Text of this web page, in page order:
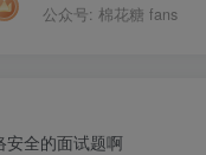
公众号: 棉花糖 fans
安全的面试题啊